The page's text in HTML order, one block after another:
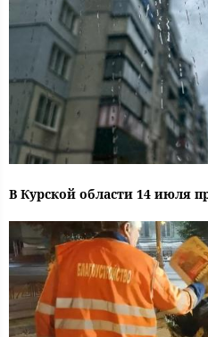
В Курской области 14 июля